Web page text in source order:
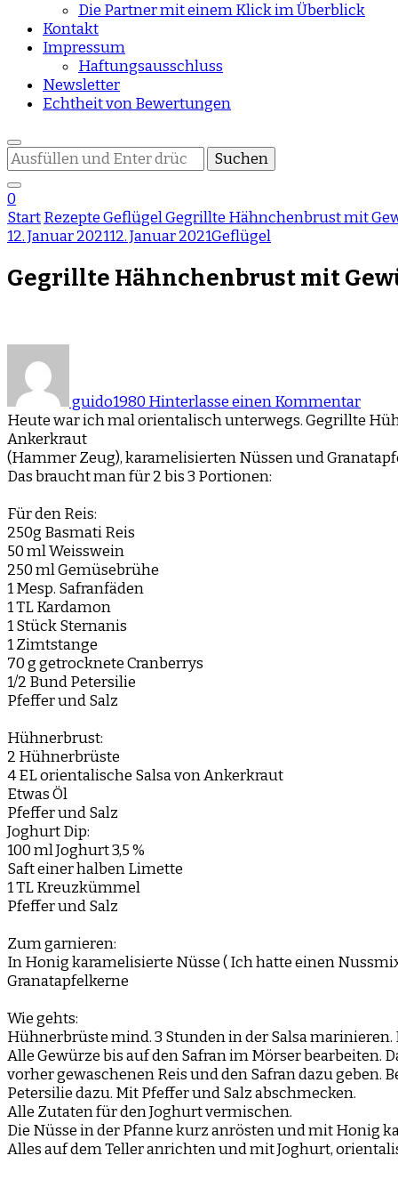
Die Partner mit einem Klick im Überblick
Kontakt
Impressum
Haftungsausschluss
Newsletter
Echtheit von Bewertungen
Suchst
du
nach
etwas?
0
StartRezepteGeflügelGegrillte Hähnchenbrust mit
12. Januar 202112. Januar 2021Geflügel
Gegrillte Hähnchenbrust mit
guido1980 Hinterlasse einen Kommentarmit
Heute war ich mal orientalisch unterwegs. Gegrillte
Ankerkraut
(Hammer Zeug), karamelisierten Nüssen und
Das braucht man für 2 bis 3 Portionen:
Für den Reis:
250g Basmati Reis
50 ml Weisswein
250 ml Gemüsebrühe
1 Mesp. Safranfäden
1 TL Kardamon
1 Stück Sternanis
1 Zimtstange
70 g getrocknete Cranberrys
1/2 Bund Petersilie
Pfeffer und Salz
Hühnerbrust:
2 Hühnerbrüste
4 EL orientalische Salsa von Ankerkraut
Etwas Öl
Pfeffer und Salz
Joghurt Dip:
100 ml Joghurt 3,5 %
Saft einer halben Limette
1 TL Kreuzkümmel
Pfeffer und Salz
Zum garnieren:
In Honig karamelisierte Nüsse ( Ich hatte einen
Granatapfelkerne
Wie gehts:
Hühnerbrüste mind. 3 Stunden in der Salsa marinieren.
Alle Gewürze bis auf den Safran im Mörser bearbeiten.
vorher gewaschenen Reis und den Safran dazu geben.
Petersilie dazu. Mit Pfeffer und Salz abschmecken.
Alle Zutaten für den Joghurt vermischen.
Die Nüsse in der Pfanne kurz anrösten und mit Honig
Alles auf dem Teller anrichten und mit Joghurt,